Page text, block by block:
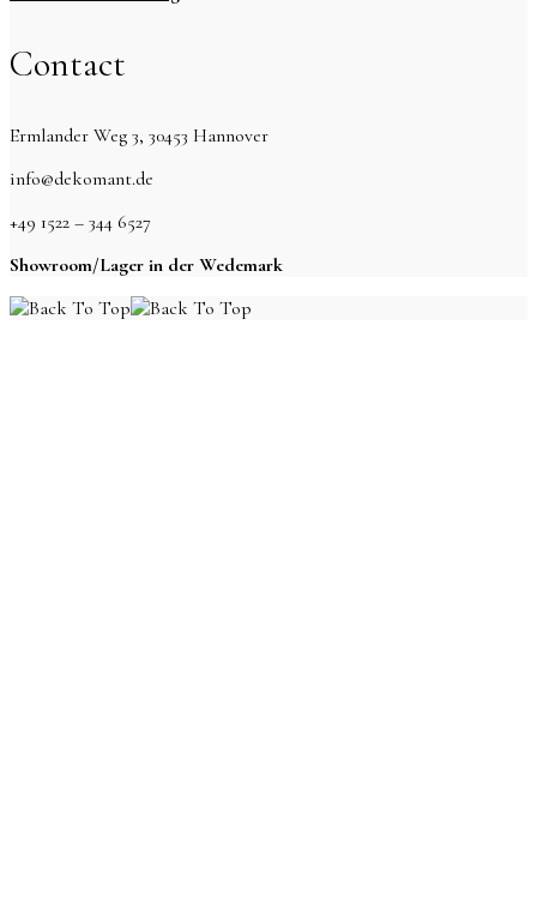
Contact
Ermlander Weg 3, 30453 Hannover
info@dekomant.de
+49 1522 – 344 6527
Showroom/Lager in der Wedemark